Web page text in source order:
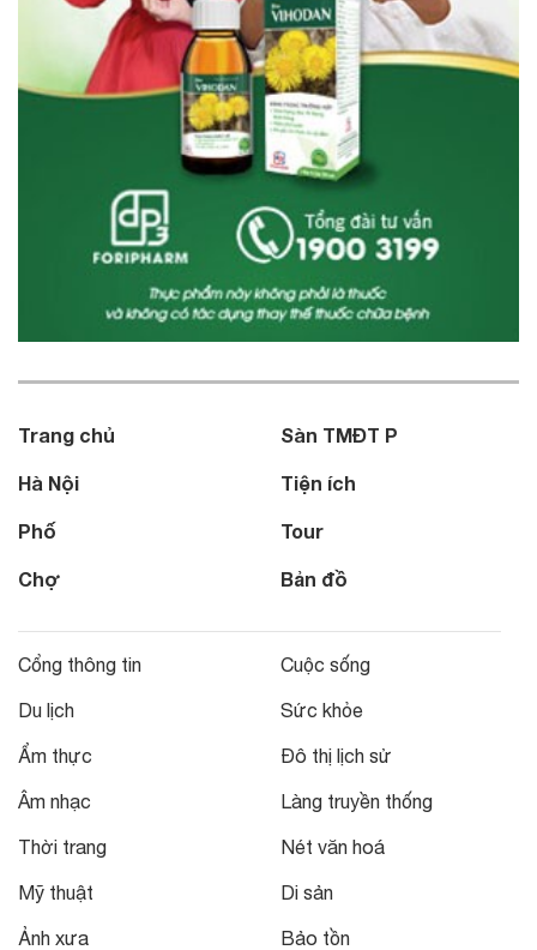
Trang chủ
Hà Nội
Phố
Chợ
Sàn TMĐT P
Tiện ích
Tour
Bản đồ
Cổng thông tin
Du lịch
Ẩm thực
Âm nhạc
Thời trang
Mỹ thuật
Ảnh xưa
Cuộc sống
Sức khỏe
Đô thị lịch sử
Làng truyền thống
Nét văn hoá
Di sản
Bảo tồn